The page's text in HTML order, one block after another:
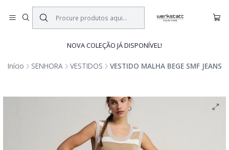
NOVA COLEÇÃO JÁ DISPONÍVEL!
Início SENHORA VESTIDOS VESTIDO MALHA BEGE SMF JEANS